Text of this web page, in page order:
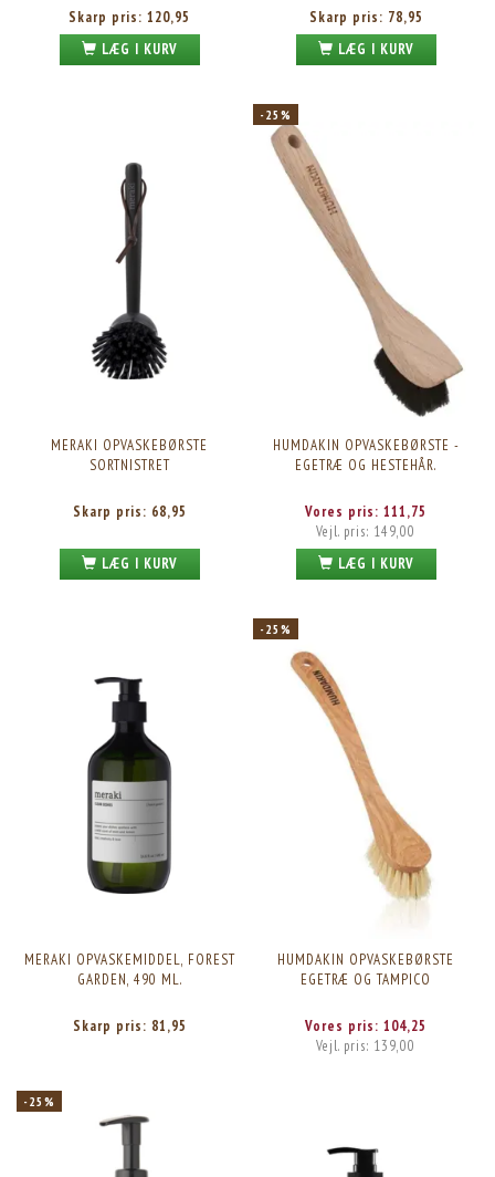
Skarp pris: 120,95
LÆG I KURV
Skarp pris: 78,95
LÆG I KURV
MERAKI OPVASKEBØRSTE
SORTNISTRET
Skarp pris: 68,95
LÆG I KURV
-25%
HUMDAKIN OPVASKEBØRSTE -
EGETRÆ OG HESTEHÅR.
Vores pris: 111,75
Vejl. pris: 149,00
LÆG I KURV
MERAKI OPVASKEMIDDEL, FOREST
GARDEN, 490 ML.
Skarp pris: 81,95
-25%
HUMDAKIN OPVASKEBØRSTE
EGETRÆ OG TAMPICO
Vores pris: 104,25
Vejl. pris: 139,00
-25%